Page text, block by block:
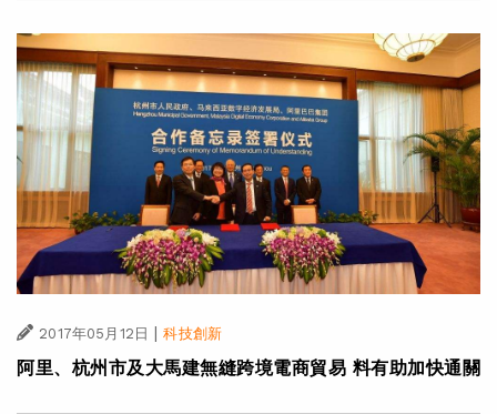
2017年05月12日 | 科技創新
阿里、杭州市及大馬建無縫跨境電商貿易 料有助加快通關